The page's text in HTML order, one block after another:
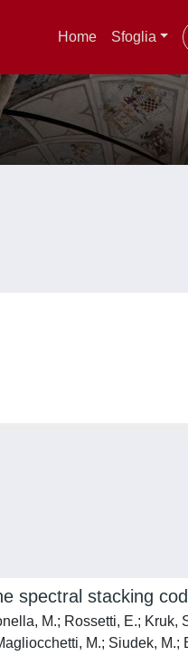
Home Sfoglia
spectral stacking
M.; Rossetti, E.; Kruk,
M.; Siudek,